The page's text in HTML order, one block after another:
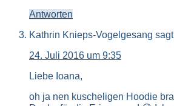
Antworten
Kathrin Knieps-Vogelgesang sagt
24. Juli 2016 um 9:35
Liebe Ioana,
oh ja nen kuscheligen Hoodie